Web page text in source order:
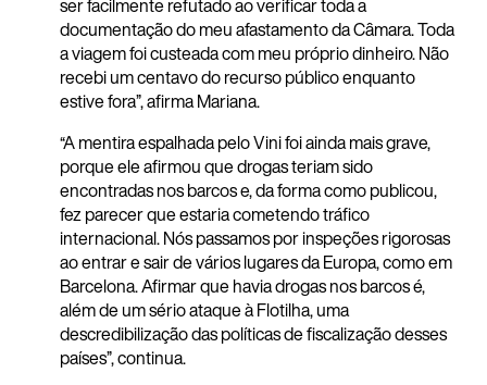
ser facilmente refutado ao verificar toda a
documentação do meu afastamento da Câmara. Toda
a viagem foi custeada com meu próprio dinheiro. Não
recebi um centavo do recurso público enquanto
estive fora”, afirma Mariana.
“A mentira espalhada pelo Vini foi ainda mais grave,
porque ele afirmou que drogas teriam sido
encontradas nos barcos e, da forma como publicou,
fez parecer que estaria cometendo tráfico
internacional. Nós passamos por inspeções rigorosas
ao entrar e sair de vários lugares da Europa, como em
Barcelona. Afirmar que havia drogas nos barcos é,
além de um sério ataque à Flotilha, uma
descredibilização das políticas de fiscalização desses
países”, continua.